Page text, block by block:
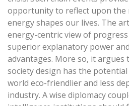
opportunity to reflect upon the
energy shapes our lives. The
energy-centric view of
superior explanatory power
advantages. More so, it
society design has the
world eco-friendlier and less
industry. A wise diplomacy